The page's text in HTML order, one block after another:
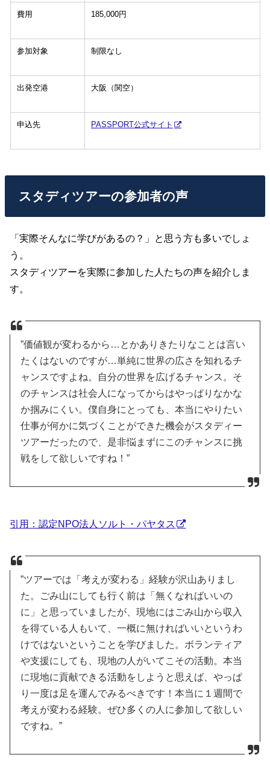
費用 185,000円
参加対象 制限なし
出発空港 大阪（関空）
申込先 PASSPORT公式サイト
スタディツアーの参加者の声
「実際そんなに学びがあるの？」と思う方も多いでしょ
う。
スタディツアーを実際に参加した人たちの声を紹介しま
す。
”価値観が変わるから…とかありきたりなことは言い
たくはないのですが…単純に世界の広さを知れるチ
ャンスですよね。自分の世界を広げるチャンス。そ
のチャンスは社会人になってからはやっぱりなかな
か掴みにくい。僕自身にとっても、本当にやりたい
仕事が何かに気づくことができた機会がスタディー
ツアーだったので、是非悩まずにこのチャンスに挑
戦をして欲しいですね！”
引用：認定NPO法人ソルト・パヤタス
”ツアーでは「考えが変わる」経験が沢山ありまし
た。ごみ山にしても行く前は「無くなればいいの
に」と思っていましたが、現地にはごみ山から収入
を得ている人もいて、一概に無ければいいというわ
けではないということを学びました。ボランティア
や支援にしても、現地の人がいてこその活動。本当
に現地に貢献できる活動をしようと思えば、やっぱ
り一度は足を運んでみるべきです！本当に１週間で
考えが変わる経験。ぜひ多くの人に参加して欲しい
ですね。”